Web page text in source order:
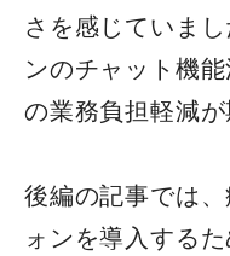
さを感じていま
ンのチャット機
の業務負担軽減が
後編の記事では
ォンを導入する